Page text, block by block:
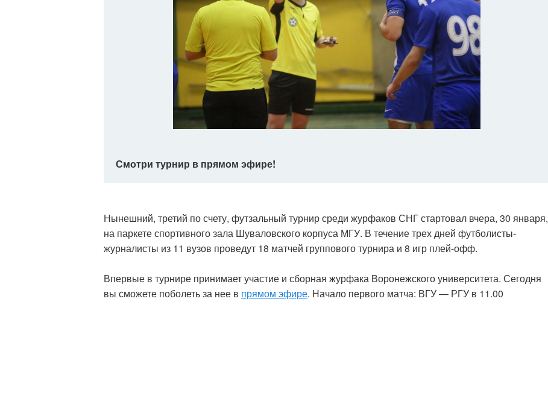
Смотри турнир в прямом эфире!
Нынешний, третий по счету, футзальный турнир среди журфаков СНГ стартовал вчера, 30 января,
на паркете спортивного зала Шуваловского корпуса МГУ. В течение трех дней футболисты-
журналисты из 11 вузов проведут 18 матчей группового турнира и 8 игр плей-офф.
Впервые в турнире принимает участие и сборная журфака Воронежского университета. Сегодня
вы сможете поболеть за нее в прямом эфире. Начало первого матча: ВГУ — РГУ в 11.00